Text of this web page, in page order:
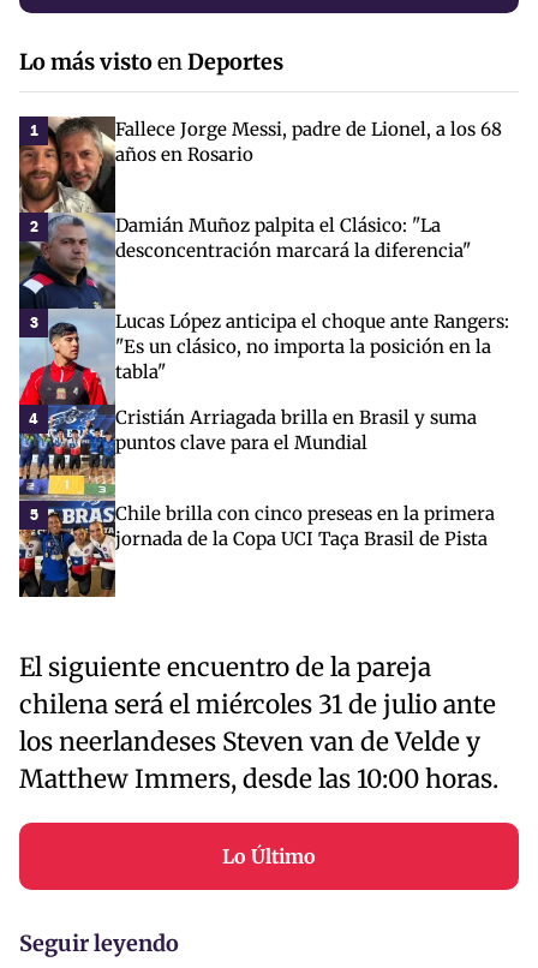
Lo más vistoenDeportes
1
Fallece Jorge Messi, padre de Lionel, a los 68
años en Rosario
2
Damián Muñoz palpita el Clásico: "La
desconcentración marcará la diferencia"
3
Lucas López anticipa el choque ante Rangers:
"Es un clásico, no importa la posición en la
tabla"
4
Cristián Arriagada brilla en Brasil y suma
puntos clave para el Mundial
5
Chile brilla con cinco preseas en la primera
jornada de la Copa UCI Taça Brasil de Pista
El siguiente encuentro de la pareja
chilena será el miércoles 31 de julio ante
los neerlandeses Steven van de Velde y
Matthew Immers, desde las 10:00 horas.
Lo Último
Seguir leyendo